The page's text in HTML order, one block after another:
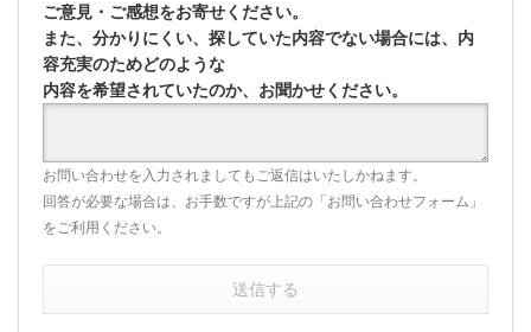
ご意見・ご感想をお寄せください。
また、分かりにくい、探していた内容でない場合には、内
容充実のためどのような
内容を希望されていたのか、お聞かせください。
お問い合わせを入力されましてもご返信はいたしかねます。
回答が必要な場合は、お手数ですが上記の「お問い合わせフォーム」
をご利用ください。
送信する